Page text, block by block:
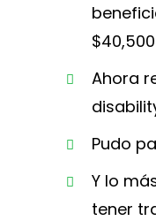
Ahora
Pudo
Y lo
tener